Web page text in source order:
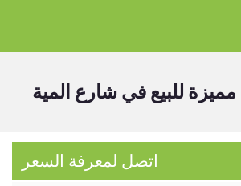
للبيع في شارع المية
اتصل لمعرفة السعر